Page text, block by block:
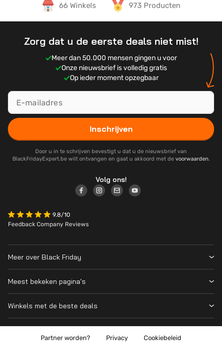
66 Winkels 973 Producten
Zorg dat u de eerste deals niet mist!
Meer dan 50.000 mensen gingen u voor
Onze nieuwsbrief is volledig gratis
Op ieder moment opzegbaar
Inschrijven
Door u in te schrijven bevestigt u dat u de nieuwsbrief van
BlackFridayExpert.be wilt ontvangen en gaat u akkoord met de voorwaarden.
Volg ons!
9.8/10
Feedback Company Reviews
Meer over Black Friday
Contact
Blog
Meest bekeken pagina's
PS5
Nintendo Switch 2
Winkels met de beste deals
Partner worden? Privacy Cookiebeleid